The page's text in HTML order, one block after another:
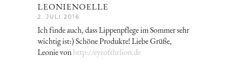
LEONIENOELLE
2. JULI 2016
Ich finde auch, dass Lippenpflege im Sommer sehr
wichtig ist:) Schöne Produkte! Liebe Grüße,
Leonie vonhttp://eyeofthelion.de